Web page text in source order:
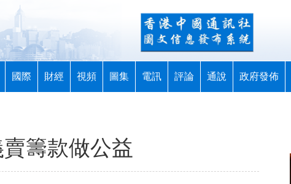
國際 財經 視頻 圖集 電訊 評論 通說 政府發佈
籌款做公益